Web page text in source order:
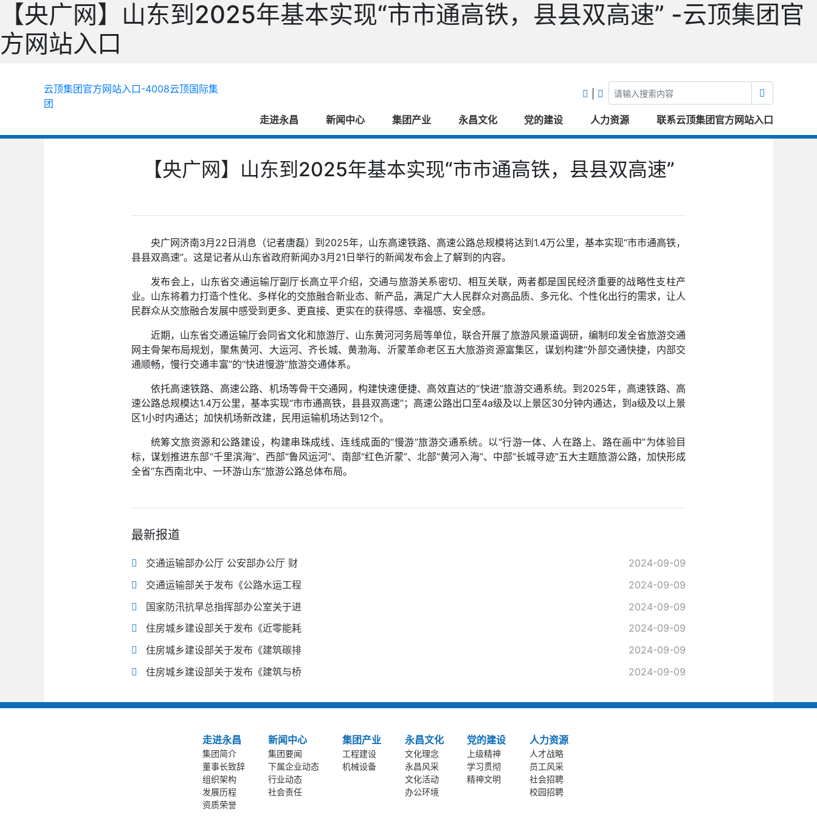
【央广网】山东到2025年基本实现“市市通高铁，县县双高速” -云顶集团官
方网站入口
云顶集团官方网站入口-4008云顶国际集
团
走进永昌 新闻中心 集团产业 永昌文化 党的建设 人力资源 联系云顶集团官方网站入口
【央广网】山东到2025年基本实现“市市通高铁，县县双高速”
央广网济南3月22日消息（记者唐磊）到2025年，山东高速铁路、高速公路总规模将达到1.4万公里，基本实现“市市通高铁，
县县双高速”。这是记者从山东省政府新闻办3月21日举行的新闻发布会上了解到的内容。
发布会上，山东省交通运输厅副厅长高立平介绍，交通与旅游关系密切、相互关联，两者都是国民经济重要的战略性支柱产
业。山东将着力打造个性化、多样化的交旅融合新业态、新产品，满足广大人民群众对高品质、多元化、个性化出行的需求，让人
民群众从交旅融合发展中感受到更多、更直接、更实在的获得感、幸福感、安全感。
近期，山东省交通运输厅会同省文化和旅游厅、山东黄河河务局等单位，联合开展了旅游风景道调研，编制印发全省旅游交通
网主骨架布局规划，聚焦黄河、大运河、齐长城、黄渤海、沂蒙革命老区五大旅游资源富集区，谋划构建“外部交通快捷，内部交
通顺畅，慢行交通丰富”的“快进慢游”旅游交通体系。
依托高速铁路、高速公路、机场等骨干交通网，构建快速便捷、高效直达的“快进”旅游交通系统。到2025年，高速铁路、高
速公路总规模达1.4万公里，基本实现“市市通高铁，县县双高速”；高速公路出口至4a级及以上景区30分钟内通达，到a级及以上景
区1小时内通达；加快机场新改建，民用运输机场达到12个。
统筹文旅资源和公路建设，构建串珠成线、连线成面的“慢游”旅游交通系统。以“行游一体、人在路上、路在画中”为体验目
标，谋划推进东部“千里滨海”、西部“鲁风运河”、南部“红色沂蒙”、北部“黄河入海”、中部“长城寻迹”五大主题旅游公路，加快形成
全省“东西南北中、一环游山东”旅游公路总体布局。
最新报道
交通运输部办公厅 公安部办公厅 财
2024-09-09
交通运输部关于发布《公路水运工程
2024-09-09
国家防汛抗旱总指挥部办公室关于进
2024-09-09
住房城乡建设部关于发布《近零能耗
2024-09-09
住房城乡建设部关于发布《建筑碳排
2024-09-09
住房城乡建设部关于发布《建筑与桥
2024-09-09
走进永昌
集团简介
董事长致辞
组织架构
发展历程
资质荣誉
新闻中心
集团要闻
下属企业动态
行业动态
社会责任
集团产业
工程建设
机械设备
永昌文化
文化理念
永昌风采
文化活动
办公环境
党的建设
上级精神
学习贯彻
精神文明
人力资源
人才战略
员工风采
社会招聘
校园招聘